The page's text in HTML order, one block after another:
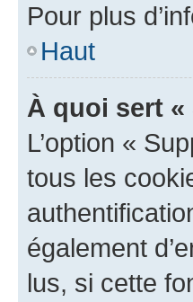
Pour plus
Haut
À quoi sert
L’option «
tous les
également
lus, si cette